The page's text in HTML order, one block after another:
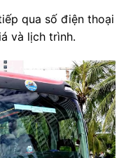
qua số điện thoại
và lịch trình.